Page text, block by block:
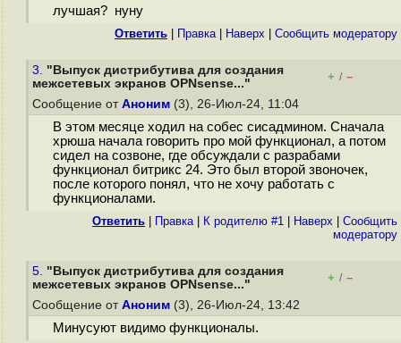
лучшая? нуну
Ответить Правка| Наверх Cообщить модератору
3. "Выпуск дистрибутива для создания
межсетевых экранов OPNsense..."
+ / –
Сообщение от Аноним (3), 26-Июл-24, 11:04
В этом месяце ходил на собес сисадмином. Сначала
хрюша начала говорить про мой функционал, а потом
сидел на созвоне, где обсуждали с разрабами
функционал битрикс 24. Это был второй звоночек,
после которого понял, что не хочу работать с
функционалами.
Ответить Правка| К родителю #1 Наверх
Cообщить
модератору
5. "Выпуск дистрибутива для создания
межсетевых экранов OPNsense..."
+ / –
Сообщение от Аноним (3), 26-Июл-24, 13:42
Минусуют видимо функционалы.